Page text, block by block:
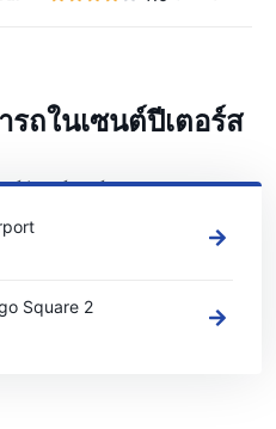
ถในเซนต์ปีเตอร์ส
ต์ปีเตอร์สเบิร์ก
Square 2